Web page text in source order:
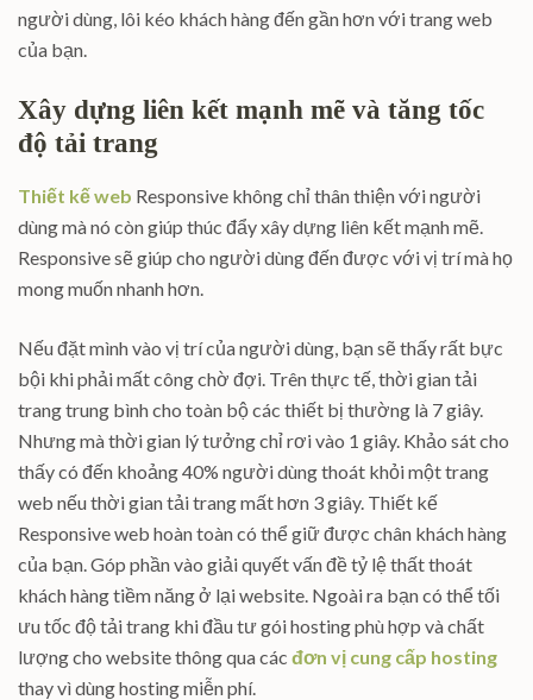
người dùng, lôi kéo khách hàng đến gần hơn với trang web
của bạn.
Xây dựng liên kết mạnh mẽ và tăng tốc
độ tải trang
Thiết kế web Responsive không chỉ thân thiện với người
dùng mà nó còn giúp thúc đẩy xây dựng liên kết mạnh mẽ.
Responsive sẽ giúp cho người dùng đến được với vị trí mà họ
mong muốn nhanh hơn.
Nếu đặt mình vào vị trí của người dùng, bạn sẽ thấy rất bực
bội khi phải mất công chờ đợi. Trên thực tế, thời gian tải
trang trung bình cho toàn bộ các thiết bị thường là 7 giây.
Nhưng mà thời gian lý tưởng chỉ rơi vào 1 giây. Khảo sát cho
thấy có đến khoảng 40% người dùng thoát khỏi một trang
web nếu thời gian tải trang mất hơn 3 giây. Thiết kế
Responsive web hoàn toàn có thể giữ được chân khách hàng
của bạn. Góp phần vào giải quyết vấn đề tỷ lệ thất thoát
khách hàng tiềm năng ở lại website. Ngoài ra bạn có thể tối
ưu tốc độ tải trang khi đầu tư gói hosting phù hợp và chất
lượng cho website thông qua các đơn vị cung cấp hosting
thay vì dùng hosting miễn phí.